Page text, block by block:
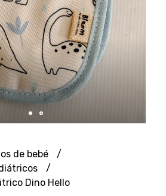
de bebé
Dino Hello